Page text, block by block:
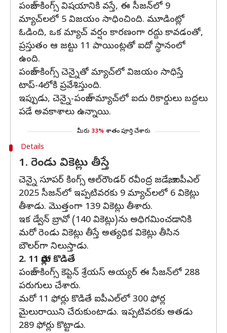
పంజాబ్ కింగ్స్ విషయానికి వస్తే, ఈ సీజన్‌లో 9
మ్యాచ్‌లలో 5 విజయం సాధించింది. మూడింట్లో
ఓడింది, ఒక మ్యాచ్ వర్షం కారణంగా రద్దు కావడంతో,
ప్రస్తుతం ఆ జట్టు 11 పాయింట్లతో ఐదో స్థానంలో
ఉంది.
పంజాబ్ కింగ్స్ చెన్నైతో మ్యాచ్‌లో విజయం సాధిస్తే
టాప్-4లోకి ప్రవేశిస్తుంది.
ఇప్పుడు, చెన్నై-పంజాబ్ మ్యాచ్‌లో ఐదు రికార్డులు బద్దలు
పడే అవకాశాలు ఉన్నాయి.
మీరు 33% శాతం పూర్తి చేశారు
Details
1. రెండు వికెట్లు తీస్తే
చెన్నై సూపర్ కింగ్స్ ఆల్‌రౌండర్ రవీంద్ర జడేజా, ఐపీఎల్
2025 సీజన్‌లో ఇప్పటివరకు 9 మ్యాచ్‌లలో 6 వికెట్లు
తీశాడు. మొత్తంగా 139 వికెట్లు తీశారు.
ఇక డ్వేన్ బ్రావో (140 వికెట్లు)ను అధిగమించడానికి
మరో రెండు వికెట్లు తీస్తే అత్యధిక వికెట్లు తీసిన
బౌలర్‌గా నిలుస్తాడు.
2. 11 ఫోర్లు కొడితే
పంజాబ్ కింగ్స్ కెప్టెన్ శ్రేయస్ అయ్యర్ ఈ సీజన్‌లో 288
పరుగులు చేశారు.
మరో 11 ఫోర్లు కొడితే ఐపీఎల్‌లో 300 ఫోర్ల
మైలురాయిని చేరుకుంటాడు. ఇప్పటివరకు అతడు
289 ఫోర్లు కొట్టాడు.